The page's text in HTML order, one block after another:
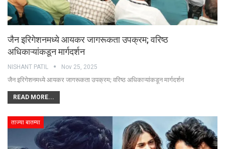
जैन इरिगेशनमध्ये आयकर जागरूकता उपक्रम; वरिष्ठ
अधिकाऱ्यांकडून मार्गदर्शन
NISHANT PATIL Nov 25, 2025
जैन इरिगेशनमध्ये आयकर जागरूकता उपक्रम; वरिष्ठ अधिकाऱ्यांकडून मार्गदर्शन
READ MORE...
ताज्या बातम्या